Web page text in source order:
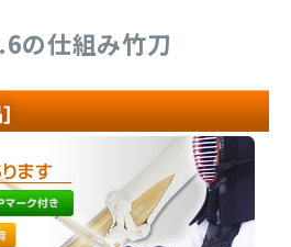
の仕組み竹刀